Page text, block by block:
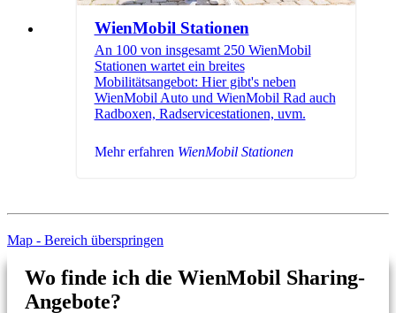
WienMobil Stationen
An 100 von insgesamt 250 WienMobil
Stationen wartet ein breites
Mobilitätsangebot: Hier gibt's neben
WienMobil Auto und WienMobil Rad auch
Radboxen, Radservicestationen, uvm.
Mehr erfahren WienMobil Stationen
Map - Bereich überspringen
Wo finde ich die WienMobil Sharing-
Angebote?